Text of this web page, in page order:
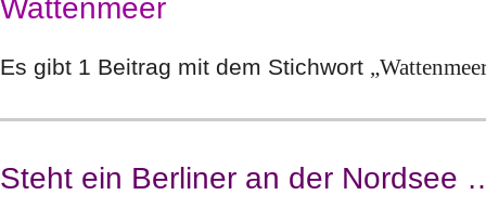
Wattenmeer
Es gibt 1 Beitrag mit dem Stichwort
Steht ein Berliner an der Nordsee